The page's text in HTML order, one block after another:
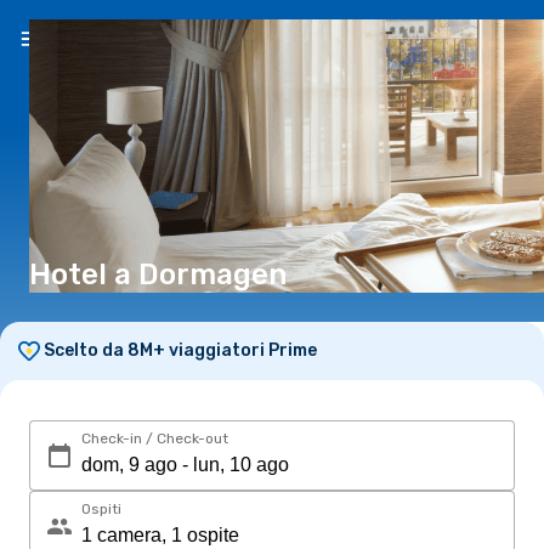
IT(€)
Hotel a Dormagen
Scelto da 8M+ viaggiatori Prime
Check-in / Check-out
Ospiti